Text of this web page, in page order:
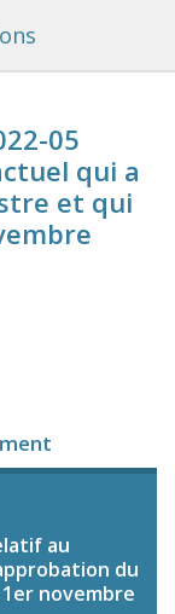
05
qui a
et qui
au
du
novembre